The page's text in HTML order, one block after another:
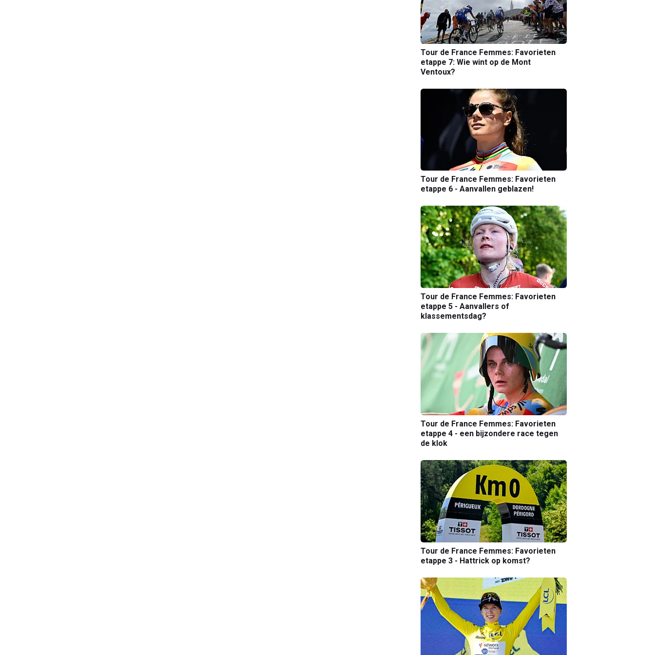
Tour de France Femmes: Favorieten
etappe 7: Wie wint op de Mont
Ventoux?
Tour de France Femmes: Favorieten
etappe 6 - Aanvallen geblazen!
Tour de France Femmes: Favorieten
etappe 5 - Aanvallers of
klassementsdag?
Tour de France Femmes: Favorieten
etappe 4 - een bijzondere race tegen
de klok
Tour de France Femmes: Favorieten
etappe 3 - Hattrick op komst?